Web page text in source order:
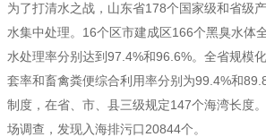
为了打清水之战，山东省178个国家级和省级
水集中处理。16个区市建成区166个黑臭水体
水处理率分别达到97.4%和96.6%。全省规模
套率和畜禽粪便综合利用率分别为99.4%和
制度，在省、市、县三级规定147个海湾长度
场调查，发现入海排污口20844个。